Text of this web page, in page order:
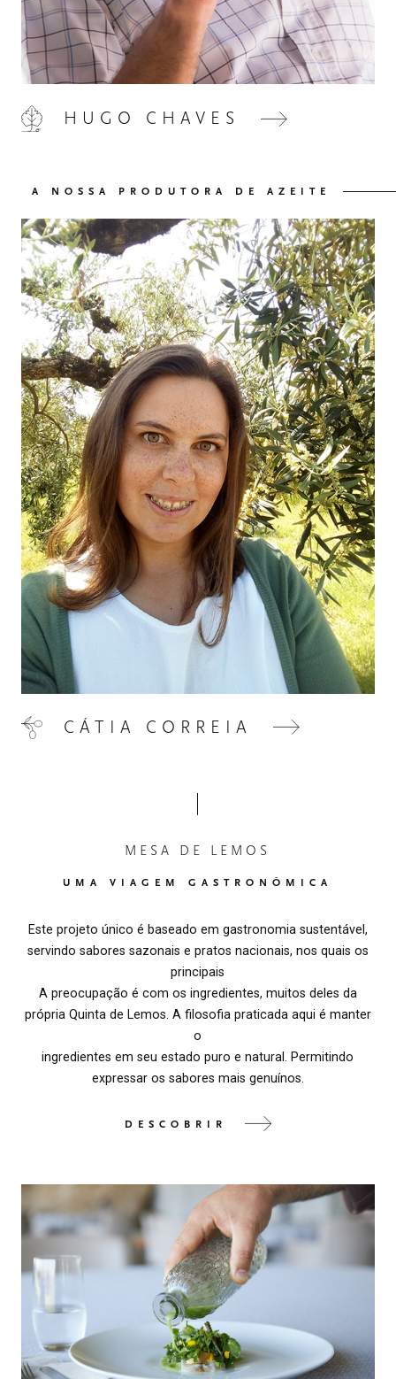
00 HOME
03 OS NOSSOS VINHOS
04 O NOSSO AZEITE
05 VISITE-NOS
06 CONTACTO
HUGO CHAVES
A NOSSA PRODUTORA DE AZEITE
CÁTIA CORREIA
MESA DE LEMOS
UMA VIAGEM GASTRONÔMICA
Este projeto único é baseado em gastronomia sustentável,
servindo sabores sazonais e pratos nacionais, nos quais os
principais
A preocupação é com os ingredientes, muitos deles da
própria Quinta de Lemos. A filosofia praticada aqui é manter
o
ingredientes em seu estado puro e natural. Permitindo
expressar os sabores mais genuínos.
DESCOBRIR